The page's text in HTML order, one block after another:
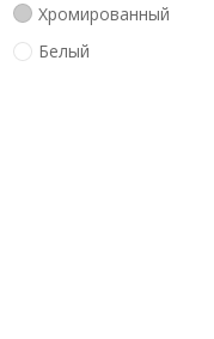
Хромированный
Белый